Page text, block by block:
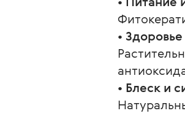
•
• Блеск и